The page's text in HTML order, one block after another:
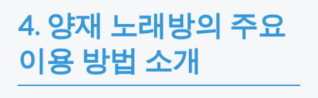
4. 양재 노래방의 주요
이용 방법 소개